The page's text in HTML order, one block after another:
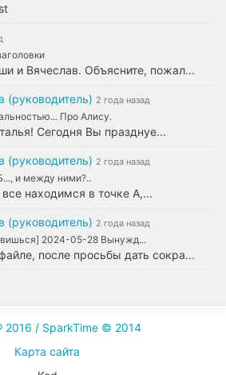
и Вячеслав. Объясните, пожал...
(руководитель) 2 года назад
Про Алису.
Сегодня Вы празднуе...
(руководитель) 2 года назад
и между ними?..
находимся в точке А,...
(руководитель) 2 года назад
2024-05-28 Вынужд...
после просьбы дать сокра...
2016 / SparkTime © 2014
Карта сайта